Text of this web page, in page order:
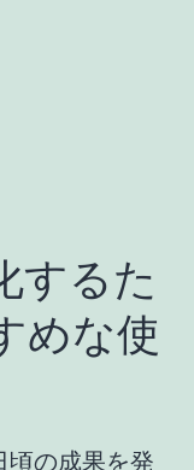
なオンカジで
コが違うのだ
万円以上の収
必要になり
ように行いま